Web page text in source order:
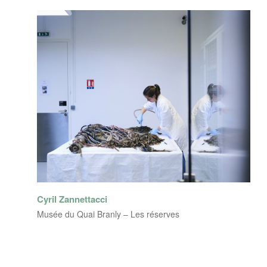
Cyril Zannettacci
Musée du Quai Branly – Les réserves